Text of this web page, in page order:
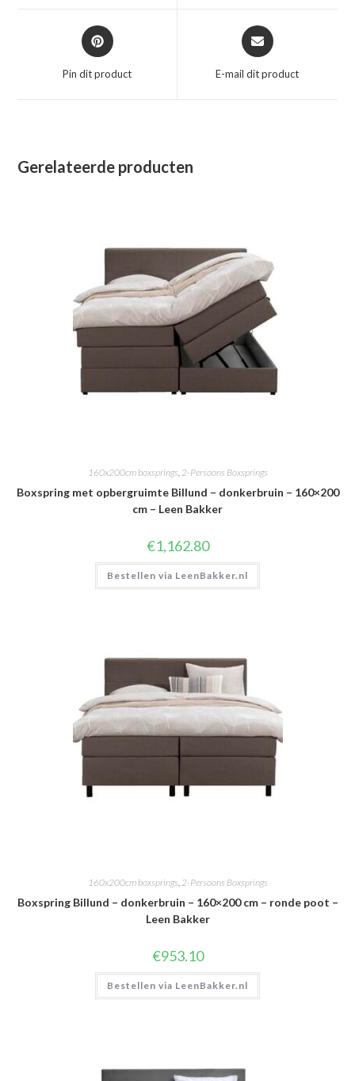
Opent
in
nieuw
Pin dit product
Opent
in
nieuw
E-mail dit product
Gerelateerde producten
160x200cm boxsprings,2-Persoons Boxsprings
Boxspring met opbergruimte Billund – donkerbruin – 160×200
cm – Leen Bakker
€1,162.80
Bestellen via LeenBakker.nl
160x200cm boxsprings 2-Persoons Boxsprings
Boxspring Billund – donkerbruin – 160×200 cm – ronde poot –
Leen Bakker
€953.10
Bestellen via LeenBakker.nl